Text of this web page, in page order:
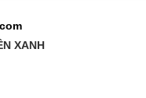
XANH